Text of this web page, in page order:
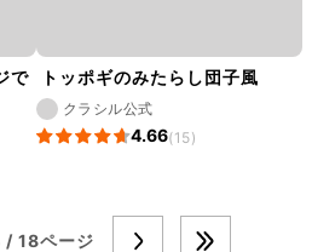
で
トッポギのみたらし団子風
クラシル公式
4.66(15)
/ 18ページ